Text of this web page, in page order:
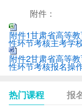
附件：
附件1甘肃省高等
性环节考核主考学
附件2甘肃省高等
性环节考核报名操
热门课程 报